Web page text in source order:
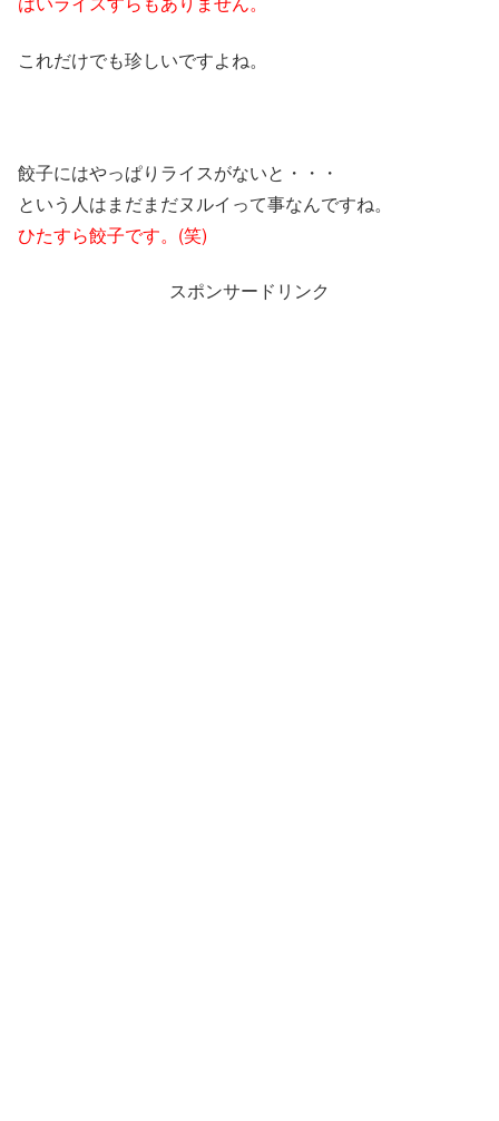
これだけでも珍しいですよね。
餃子にはやっぱりライスがないと・・・
という人はまだまだヌルイって事なんですね。
ひたすら餃子です。(笑)
スポンサードリンク